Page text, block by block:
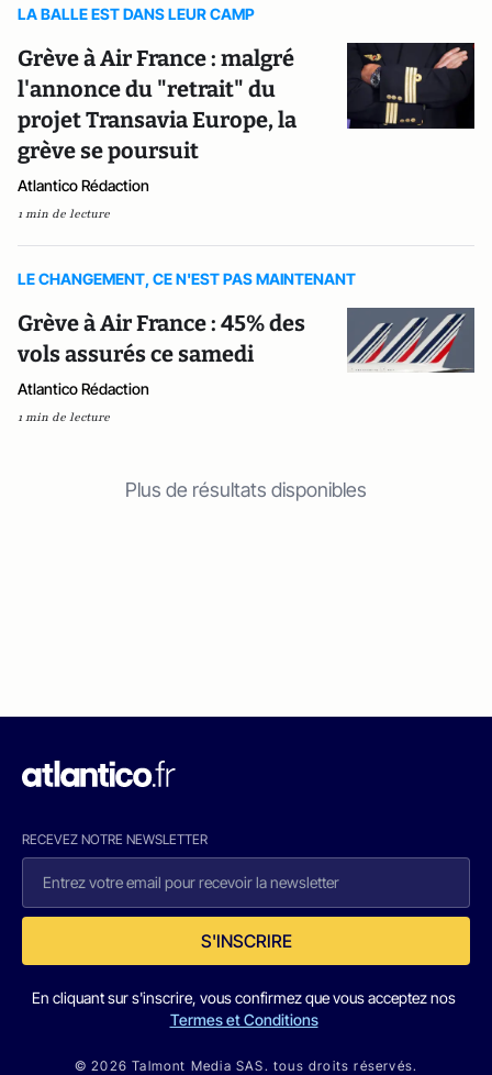
LA BALLE EST DANS LEUR CAMP
Grève à Air France : malgré
l'annonce du "retrait" du
projet Transavia Europe, la
grève se poursuit
Atlantico Rédaction
1 min de lecture
LE CHANGEMENT, CE N'EST PAS MAINTENANT
Grève à Air France : 45% des
vols assurés ce samedi
Atlantico Rédaction
1 min de lecture
Plus de résultats disponibles
RECEVEZ NOTRE NEWSLETTER
S'INSCRIRE
En cliquant sur s'inscrire, vous confirmez que vous acceptez nos
Termes et Conditions
© 2026 Talmont Media SAS. tous droits réservés.